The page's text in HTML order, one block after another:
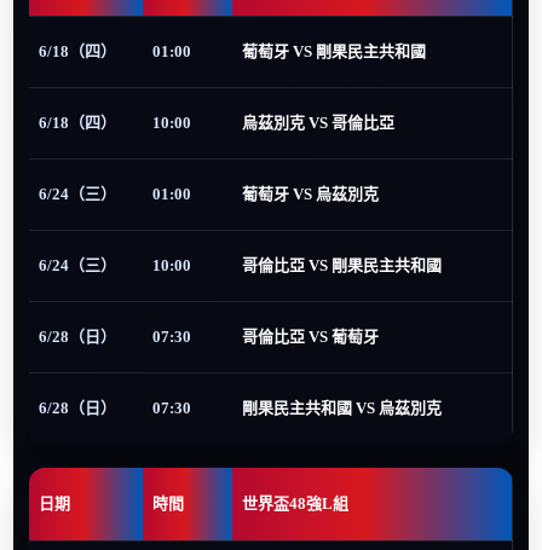
6/18（四） 01:00 葡萄牙 VS 剛果民主共和國
6/18（四） 10:00 烏茲別克 VS 哥倫比亞
6/24（三） 01:00 葡萄牙 VS 烏茲別克
6/24（三） 10:00 哥倫比亞 VS 剛果民主共和國
6/28（日） 07:30 哥倫比亞 VS 葡萄牙
6/28（日） 07:30 剛果民主共和國 VS 烏茲別克
日期 時間 世界盃48強L組